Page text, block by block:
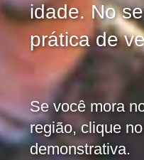
idade. No
prática de
Se você mora
região, clique
demonstrativa.